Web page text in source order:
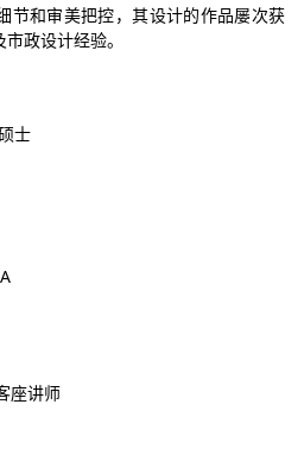
节和审美把控，其设计的作品屡次获
政设计经验。
士
座讲师